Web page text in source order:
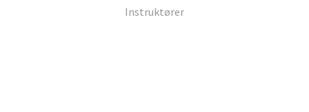
Instruktører